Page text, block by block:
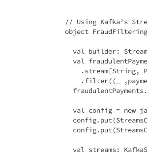
// Using Kafka’s
object